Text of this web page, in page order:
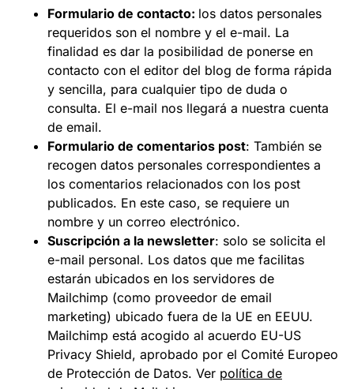
Formulario de contacto: los datos personales
requeridos son el nombre y el e-mail. La
finalidad es dar la posibilidad de ponerse en
contacto con el editor del blog de forma rápida
y sencilla, para cualquier tipo de duda o
consulta. El e-mail nos llegará a nuestra cuenta
de email.
Formulario de comentarios post: También se
recogen datos personales correspondientes a
los comentarios relacionados con los post
publicados. En este caso, se requiere un
nombre y un correo electrónico.
Suscripción a la newsletter: solo se solicita el
e-mail personal. Los datos que me facilitas
estarán ubicados en los servidores de
Mailchimp (como proveedor de email
marketing) ubicado fuera de la UE en EEUU.
Mailchimp está acogido al acuerdo EU-US
Privacy Shield, aprobado por el Comité Europeo
de Protección de Datos. Ver política de